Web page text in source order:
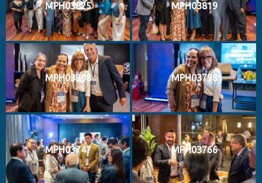
MPH03825 MPH03819
MPH03808 MPH03798
MPH03747 MPH03766